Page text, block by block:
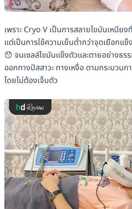
เพราะ Cryo V เป็นการสลายไขมันเหนีย
แต่เป็นการใช้ความเย็นต่ำกว่าจุดเยือกแ
😯 จนเซลล์ไขมันแข็งตัวและตายอย่างธร
ออกทางปัสสาวะ ทางเหงื่อ ตามกระบวน
โดยไม่ต้องเจ็บตัว